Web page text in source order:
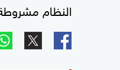
النظام